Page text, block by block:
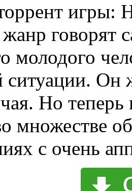
игры:
говорят
молодого
ситуации.
Но
множестве
с очень